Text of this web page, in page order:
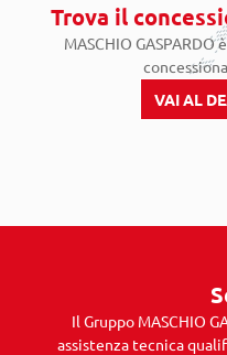
Trova il
MASCHIO
VAI AL
Il Gruppo MASCHIO
assistenza tecnica